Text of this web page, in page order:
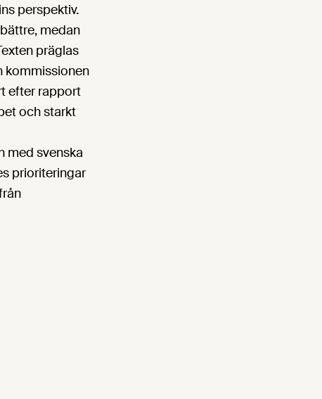
perspektiv.
medan
präglas
kommissionen
efter rapport
och starkt
med svenska
prioriteringar